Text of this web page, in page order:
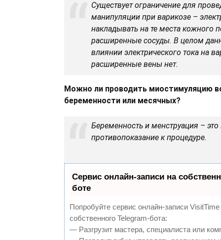
Существует ограничение для
манипуляции при варикозе –
накладывать на те места кожного
расширенные сосуды. В целом
влиянии электрического тока на
расширенные вены нет.
Можно ли проводить миостимуляцию
беременности или месячных?
Беременность и менструация –
противопоказание к процедуре.
Сервис онлайн-записи на
боте
Попробуйте сервис онлайн-записи
собственного Telegram-бота:
— Разгрузит мастера, специалиста или